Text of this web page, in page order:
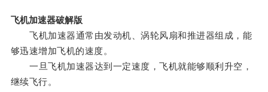
飞机加速器破解版
飞机加速器通常由发动机、涡轮风扇和推进器组成，能
够迅速增加飞机的速度。
一旦飞机加速器达到一定速度，飞机就能够顺利升空，
继续飞行。